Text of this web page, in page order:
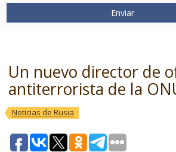
Enviar
Un nuevo director de
antiterrorista de la
Noticias de Rusia